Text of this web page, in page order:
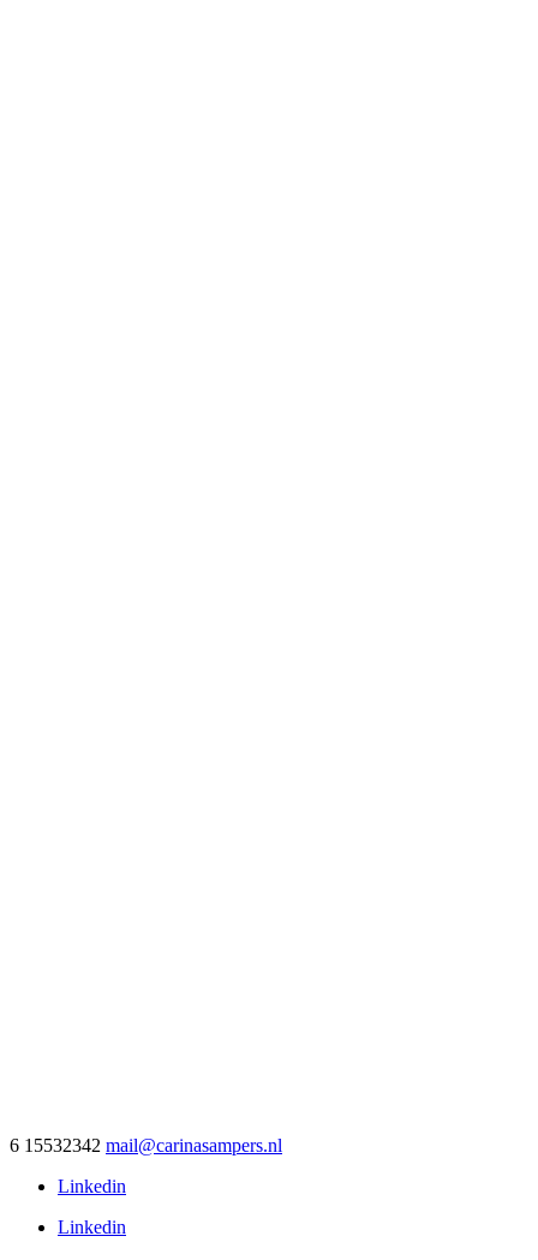
6 15532342 mail@carinasampers.nl
Linkedin
Linkedin